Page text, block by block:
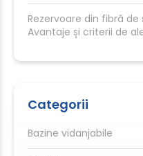
Rezervoare din fibră
Avantaje și criterii de
Categorii
Bazine vidanjabile